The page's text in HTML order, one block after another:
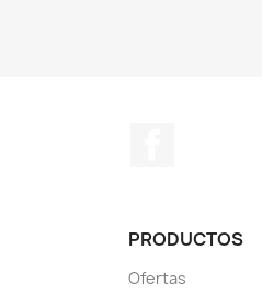
PRODUCTOS
Ofertas